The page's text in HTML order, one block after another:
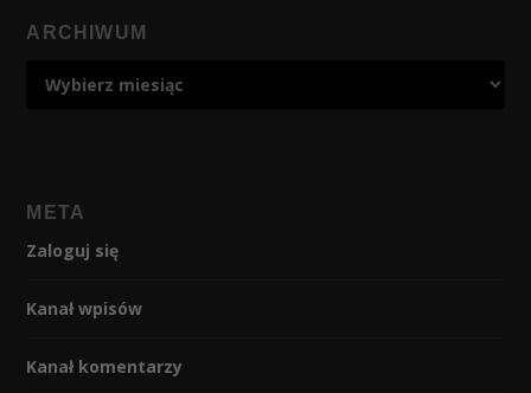
ARCHIWUM
META
Zaloguj się
Kanał wpisów
Kanał komentarzy